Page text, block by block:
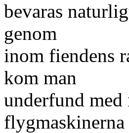
bevaras
genom
inom fiendens
kom man
underfund